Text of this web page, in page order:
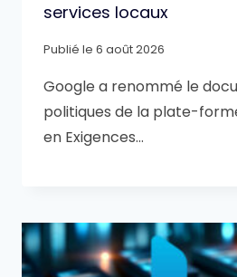
services locaux
Publié le 6 août 2026
Google a renommé le
politiques de la plate-
en Exigences…